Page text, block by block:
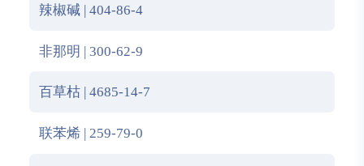
辣椒碱 | 404-86-4
非那明 | 300-62-9
百草枯 | 4685-14-7
联苯烯 | 259-79-0